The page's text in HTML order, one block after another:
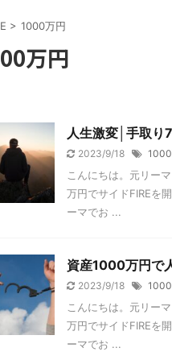
> 1000万円
万円
人生激変│手取り
2023/9/18
こんにちは。元リー
万円でサイドFIREを
ーマでお ...
資産1000万円で
2023/9/18
こんにちは。元リー
万円でサイドFIREを
ーマでお ...